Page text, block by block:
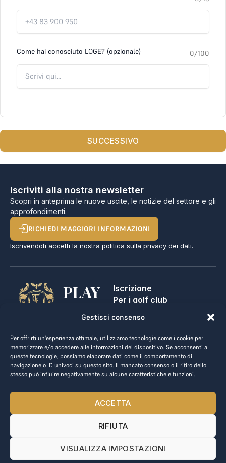
Gestisci consenso
Per offrirti un'esperienza ottimale, utilizziamo tecnologie come i cookie per
memorizzare e/o accedere alle informazioni del dispositivo. Se acconsenti a
queste tecnologie, possiamo elaborare dati come il comportamento di
navigazione o ID univoci su questo sito. Il mancato consenso o il ritiro dello
stesso può influire negativamente su alcune caratteristiche e funzioni.
ACCETTA
RIFIUTA
VISUALIZZA IMPOSTAZIONI
Come hai conosciuto LOGE? (opzionale) 0/100
SUCCESSIVO
Iscriviti alla nostra newsletter
Scopri in anteprima le nuove uscite, le notizie del settore e gli
approfondimenti.
RICHIEDI MAGGIORI INFORMAZIONI
Iscrivendoti accetti la nostra politica sulla privacy dei dati.
PLAY
GOLF,
BUSINESS.
Iscrizione
Per i golf club
Note legali
Termini e condizioni
Privacy dei dati
kontakt@the-loge.com
Il nostro team è qui per aiutarti.
Dal lunedì al venerdì, dalle 8:00 alle 17:00.
© 2025 The LOGE. Tutti i diritti riservati.